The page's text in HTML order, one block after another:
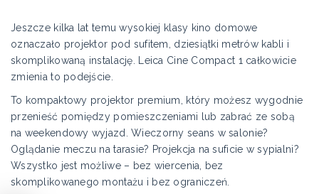
Jeszcze kilka lat temu wysokiej klasy kino domowe
oznaczało projektor pod sufitem, dziesiątki metrów kabli i
skomplikowaną instalację. Leica Cine Compact 1 całkowicie
zmienia to podejście.
To kompaktowy projektor premium, który możesz wygodnie
przenieść pomiędzy pomieszczeniami lub zabrać ze sobą
na weekendowy wyjazd. Wieczorny seans w salonie?
Oglądanie meczu na tarasie? Projekcja na suficie w sypialni?
Wszystko jest możliwe – bez wiercenia, bez
skomplikowanego montażu i bez ograniczeń.